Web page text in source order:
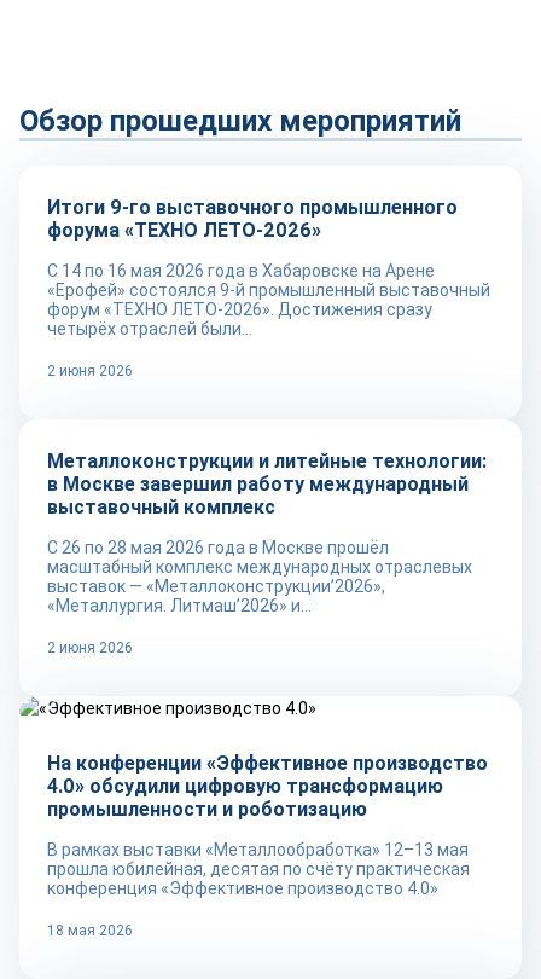
Обзор прошедших мероприятий
Обзор прошедших мероприятий
Итоги 9-го выставочного промышленного
форума «ТЕХНО ЛЕТО-2026»
С 14 по 16 мая 2026 года в Хабаровске на Арене
«Ерофей» состоялся 9-й промышленный выставочный
форум «ТЕХНО ЛЕТО-2026». Достижения сразу
четырёх отраслей были...
2 июня 2026
Обзор прошедших мероприятий
Металлоконструкции и литейные технологии:
в Москве завершил работу международный
выставочный комплекс
С 26 по 28 мая 2026 года в Москве прошёл
масштабный комплекс международных отраслевых
выставок — «Металлоконструкции’2026»,
«Металлургия. Литмаш’2026» и...
2 июня 2026
На конференции «Эффективное производство
4.0» обсудили цифровую трансформацию
промышленности и роботизацию
В рамках выставки «Металлообработка» 12–13 мая
прошла юбилейная, десятая по счёту практическая
конференция «Эффективное производство 4.0»
18 мая 2026
Обзор прошедших мероприятий